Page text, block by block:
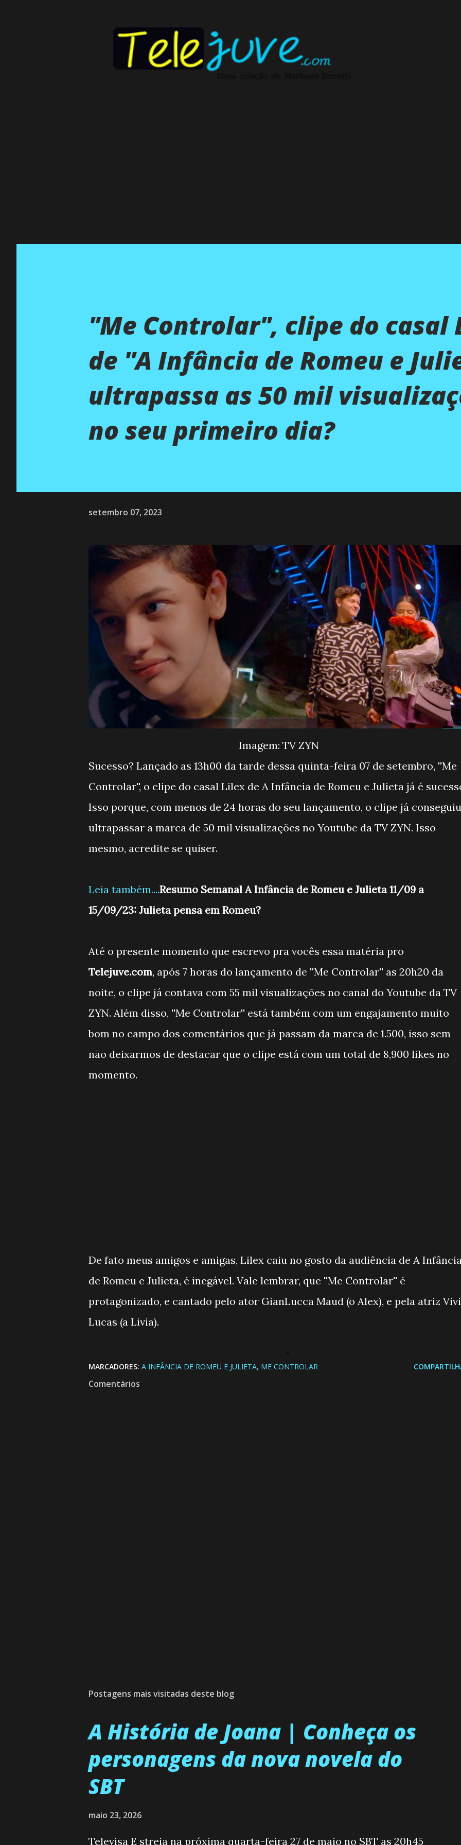
"Me Controlar", clipe do casal
de ''A Infância de Romeu e
ultrapassa as 50 mil
no seu primeiro dia?
setembro 07, 2023
Imagem: TV ZYN
Sucesso? Lançado as 13h00 da tarde dessa quinta-feira 07 de setembro, ''Me
Controlar'', o clipe do casal Lilex de A Infância de Romeu e Julieta já é
Isso porque, com menos de 24 horas do seu lançamento, o clipe já conseguiu
ultrapassar a marca de 50 mil visualizações no Youtube da TV ZYN. Isso
mesmo, acredite se quiser.
Leia também....Resumo Semanal A Infância de Romeu e Julieta 11/09 a
15/09/23: Julieta pensa em Romeu?
Até o presente momento que escrevo pra vocês essa matéria pro
Telejuve.com, após 7 horas do lançamento de ''Me Controlar'' as 20h20 da
noite, o clipe já contava com 55 mil visualizações no canal do Youtube da TV
ZYN. Além disso, ''Me Controlar'' está também com um engajamento muito
bom no campo dos comentários que já passam da marca de 1.500, isso sem
não deixarmos de destacar que o clipe está com um total de 8,900 likes no
momento.
De fato meus amigos e amigas, Lilex caiu no gosto da audiência de A
de Romeu e Julieta, é inegável. Vale lembrar, que ''Me Controlar'' é
protagonizado, e cantado pelo ator GianLucca Maud (o Alex), e pela atriz Vivi
Lucas (a Livia).
MARCADORES: A INFÂNCIA DE ROMEU E JULIETA ME CONTROLAR
Comentários
Postagens mais visitadas deste blog
A História de Joana | Conheça os
personagens da nova novela do
SBT
maio 23, 2026
Televisa E streia na próxima quarta-feira 27 de maio no SBT as 20h45